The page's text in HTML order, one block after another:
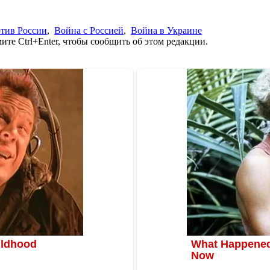
России, Война с Россией, Война в Украине
Ctrl+Enter, чтобы сообщить об этом редакции.